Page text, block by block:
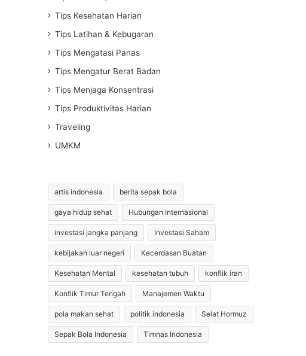
Tips Kesehatan Harian
Tips Latihan & Kebugaran
Tips Mengatasi Panas
Tips Mengatur Berat Badan
Tips Menjaga Konsentrasi
Tips Produktivitas Harian
Traveling
UMKM
artis indonesia berita sepak bola
gaya hidup sehat Hubungan Internasional
investasi jangka panjang Investasi Saham
kebijakan luar negeri Kecerdasan Buatan
Kesehatan Mental kesehatan tubuh konflik iran
Konflik Timur Tengah Manajemen Waktu
pola makan sehat politik indonesia Selat Hormuz
Sepak Bola Indonesia Timnas Indonesia